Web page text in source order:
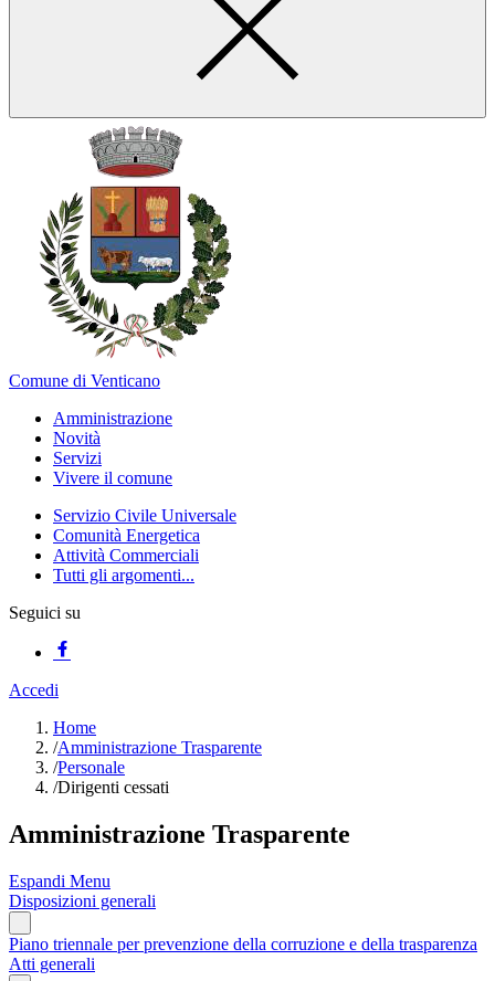
Comune di Venticano
Amministrazione
Novità
Servizi
Vivere il comune
Servizio Civile Universale
Comunità Energetica
Attività Commerciali
Tutti gli argomenti...
Seguici su
Accedi
Home
/Amministrazione Trasparente
/Personale
/Dirigenti cessati
Amministrazione Trasparente
Espandi Menu
Disposizioni generali
Piano triennale per prevenzione della corruzione e della trasparenza
Atti generali